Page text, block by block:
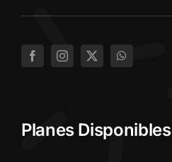
Planes Disponibles